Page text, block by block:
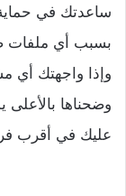
ساعدتك في
بسبب أي ملفات
وإذا واجهتك أي
وضحناها
عليك في أقرب